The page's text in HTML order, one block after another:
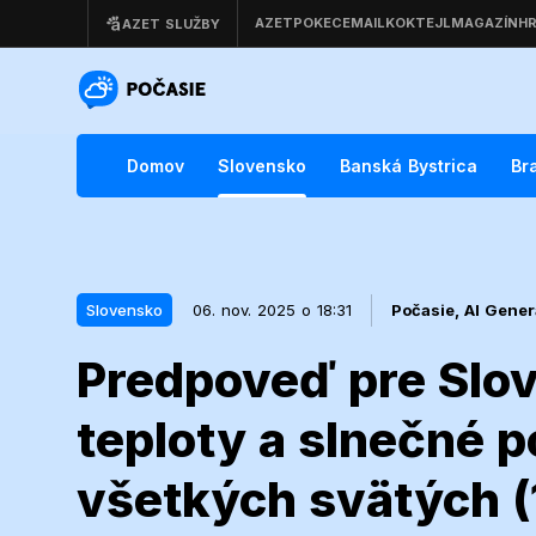
Domov Slovensko Banská Bystrica
Slovensko 06. nov. 2025 o 18:31 Počasie, AI
Predpoveď pre
teploty a slnečné
všetkých svätých
Predpoveď